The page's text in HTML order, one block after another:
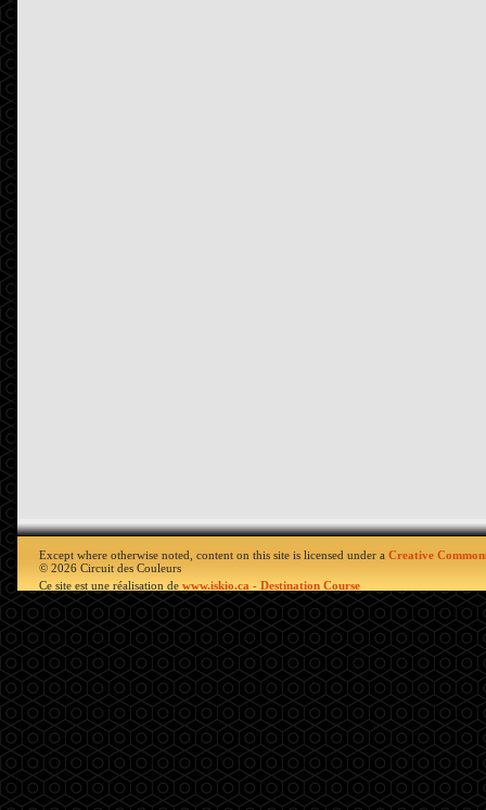
Except where otherwise noted, content on this site is licensed under a Creative
© 2026 Circuit des Couleurs
Ce site est une réalisation de www.iskio.ca - Destination Course